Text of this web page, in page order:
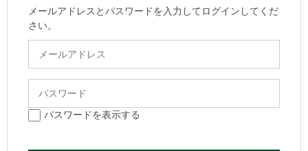
メールアドレスとパスワードを入力してログインしてくだ
さい。
パスワードを表示する